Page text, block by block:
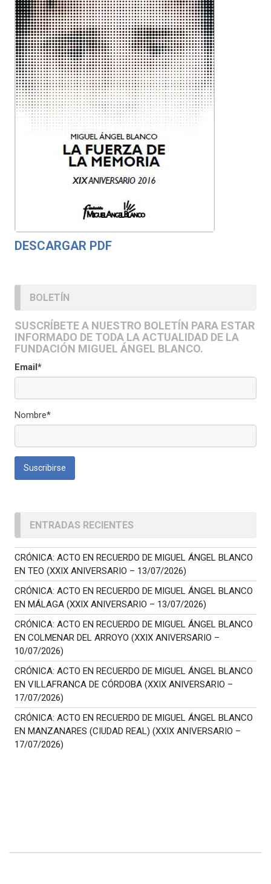
DESCARGAR PDF
BOLETÍN
SUSCRÍBETE A NUESTRO BOLETÍN PARA ESTAR
INFORMADO DE TODA LA ACTUALIDAD DE LA
FUNDACIÓN MIGUEL ÁNGEL BLANCO.
Email*
Nombre*
ENTRADAS RECIENTES
CRÓNICA: ACTO EN RECUERDO DE MIGUEL ÁNGEL BLANCO
EN TEO (XXIX ANIVERSARIO – 13/07/2026)
CRÓNICA: ACTO EN RECUERDO DE MIGUEL ÁNGEL BLANCO
EN MÁLAGA (XXIX ANIVERSARIO – 13/07/2026)
CRÓNICA: ACTO EN RECUERDO DE MIGUEL ÁNGEL BLANCO
EN COLMENAR DEL ARROYO (XXIX ANIVERSARIO –
10/07/2026)
CRÓNICA: ACTO EN RECUERDO DE MIGUEL ÁNGEL BLANCO
EN VILLAFRANCA DE CÓRDOBA (XXIX ANIVERSARIO –
17/07/2026)
CRÓNICA: ACTO EN RECUERDO DE MIGUEL ÁNGEL BLANCO
EN MANZANARES (CIUDAD REAL) (XXIX ANIVERSARIO –
17/07/2026)